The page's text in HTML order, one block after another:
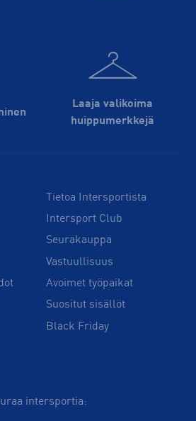
Laaja valikoima
huippu­merkkejä
Tietoa Intersportista
Intersport Club
Seurakauppa
Vastuullisuus
Avoimet työpaikat
Suositut sisällöt
Black Friday
intersportia: